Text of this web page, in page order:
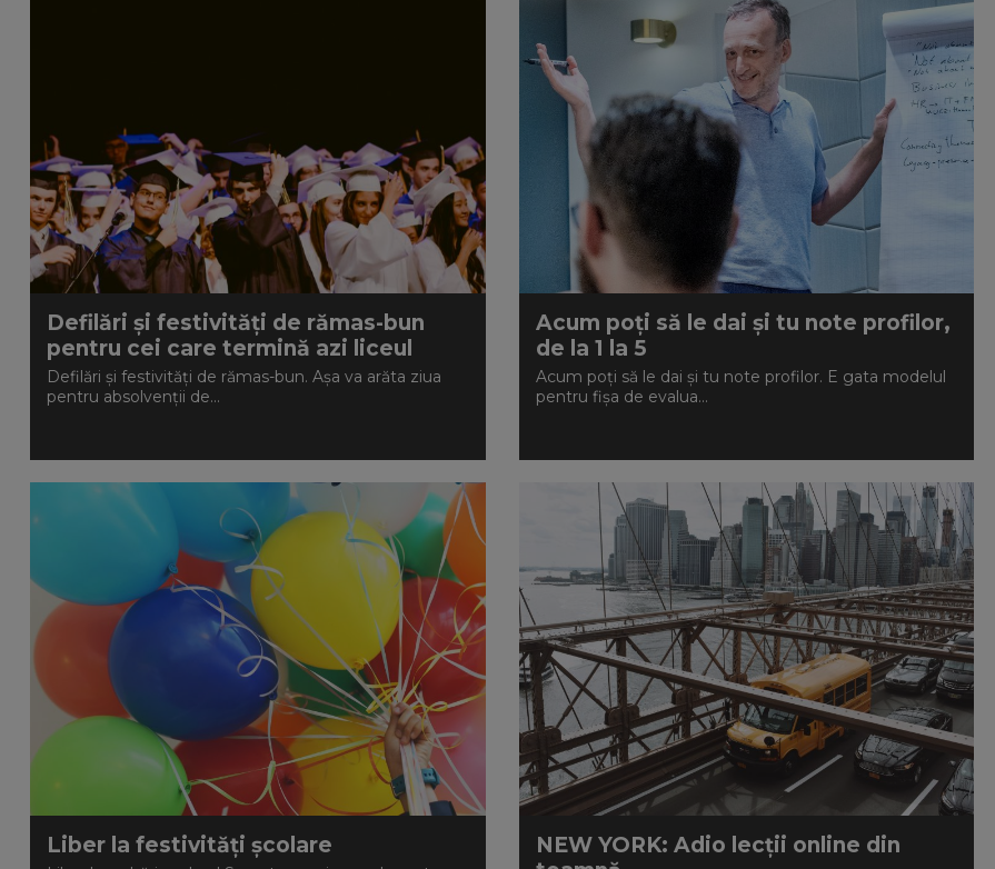
Defilări și festivități de rămas-bun
pentru cei care termină azi liceul
Defilări și festivități de rămas-bun. Așa va arăta ziua
pentru absolvenții de...
Acum poți să le dai și tu note profilor,
de la 1 la 5
Acum poți să le dai și tu note profilor. E gata modelul
pentru fișa de evalua...
Liber la festivități școlare
NEW YORK: Adio lecții online din